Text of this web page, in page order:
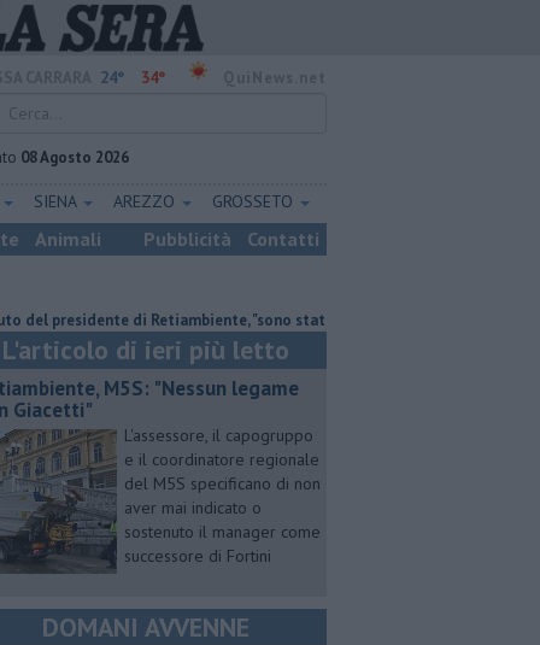
24° 34°
08 Agosto 2026
SIENA AREZZO GROSSETO
Animali Pubblicità Contatti
di Retiambiente, "sono stati anni complessi ma di crescita"
L'articolo di ieri più letto
M5S: "Nessun legame
Giacetti"
L'assessore, il capogruppo
e il coordinatore regionale
del M5S specificano di non
aver mai indicato o
sostenuto il manager come
successore di Fortini
DOMANI AVVENNE